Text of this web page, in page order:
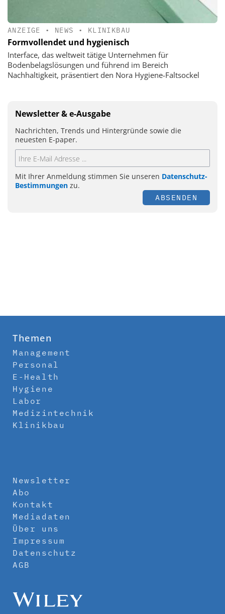
ANZEIGE • NEWS • KLINIKBAU
Formvollendet und hygienisch
Interface, das weltweit tätige Unternehmen für
Bodenbelagslösungen und führend im Bereich
Nachhaltigkeit, präsentiert den Nora Hygiene-Faltsockel
Newsletter & e-Ausgabe
Nachrichten, Trends und Hintergründe sowie die
neuesten E-paper.
Mit Ihrer Anmeldung stimmen Sie unseren Datenschutz-
Bestimmungen zu.
ABSENDEN
Themen
Management
Personal
E-Health
Hygiene
Labor
Medizintechnik
Klinikbau
Newsletter
Abo
Kontakt
Mediadaten
Über uns
Impressum
Datenschutz
AGB